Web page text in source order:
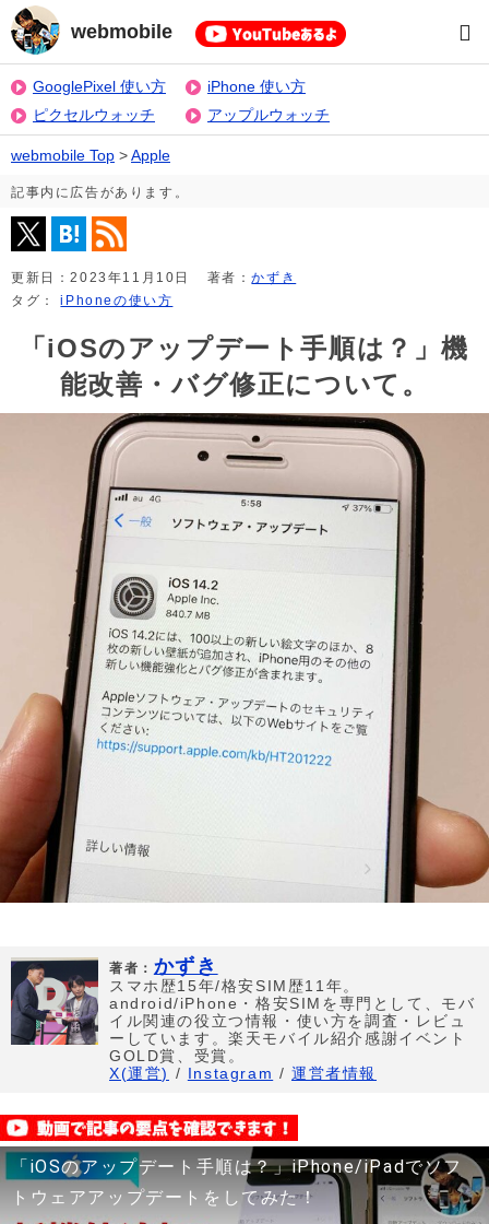
webmobile
GooglePixel 使い方
iPhone 使い方
ピクセルウォッチ
アップルウォッチ
webmobile Top >Apple
記事内に広告があります。
更新日：2023年11月10日 著者：かずき
タグ：iPhoneの使い方
「iOSのアップデート手順は？」機
能改善・バグ修正について。
著者： かずき
スマホ歴15年/格安SIM歴11年。
android/iPhone・格安SIMを専門として、モバ
イル関連の役立つ情報・使い方を調査・レビュ
ーしています。楽天モバイル紹介感謝イベント
GOLD賞、受賞。
X(運営) / Instagram /運営者情報
「iOSのアップデート手順は？」iPhone/iPadでソフ
トウェアアップデートをしてみた！